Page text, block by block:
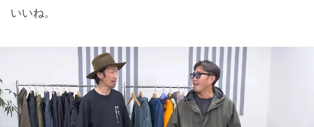
いいね。